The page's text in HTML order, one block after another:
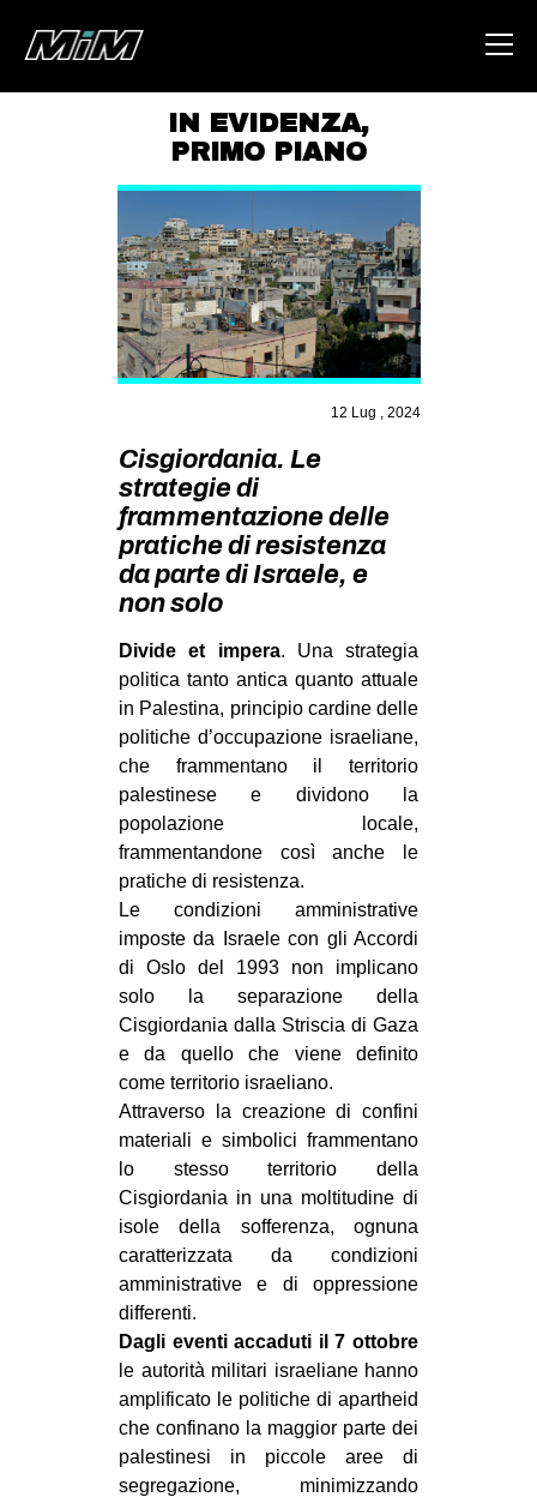
HOME
AREA
DEGENERAZIONE
GAZA FREESTYLE
CSOA LAMBRETTA
STUDENTI TSUNAMI
ZAM
MILANO
MOBILITAZIONI
SPORT POPOLARE
MOVIMENTI
AMBIENTE
ANTIFASCISMO
DIRITTO ALL’ABITARE
GENERI
MIGRAZIONI
PRECARIATO
REPRESSIONE
STUDENTI
ARTE
CINEMA
MANIFESTI
MUSICA
INTERNAZIONALE
AFRICA
AMERICHE
ESTREMO ORIENTE
IN EVIDENZA,
PRIMO PIANO
12 Lug , 2024
Cisgiordania. Le
strategie di
frammentazione delle
pratiche di resistenza
da parte di Israele, e
non solo
Divide et impera. Una strategia
politica tanto antica quanto attuale
in Palestina, principio cardine delle
politiche d’occupazione israeliane,
che frammentano il territorio
palestinese e dividono la
popolazione locale,
frammentandone così anche le
pratiche di resistenza.
Le condizioni amministrative
imposte da Israele con gli Accordi
di Oslo del 1993 non implicano
solo la separazione della
Cisgiordania dalla Striscia di Gaza
e da quello che viene definito
come territorio israeliano.
Attraverso la creazione di confini
materiali e simbolici frammentano
lo stesso territorio della
Cisgiordania in una moltitudine di
isole della sofferenza, ognuna
caratterizzata da condizioni
amministrative e di oppressione
differenti.
Dagli eventi accaduti il 7 ottobre
le autorità militari israeliane hanno
amplificato le politiche di apartheid
che confinano la maggior parte dei
palestinesi in piccole aree di
segregazione, minimizzando